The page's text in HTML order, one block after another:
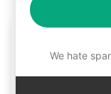
We hate